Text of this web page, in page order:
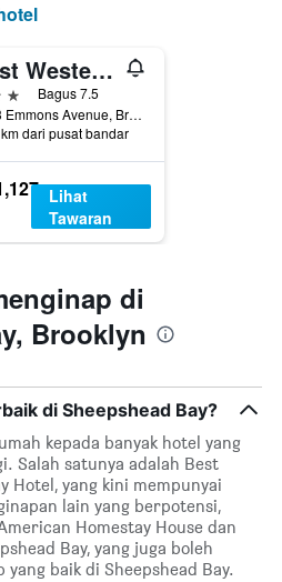
Best Western Plus Brooklyn Bay Hotel
Bagus 7.5
3003 Emmons Avenue, Brooklyn, NY, Amerika Syarikat
dari pusat bandar
Lihat
Tawaran
di
Brooklyn
di Sheepshead Bay?
kepada banyak hotel yang
Salah satunya adalah Best
Hotel, yang kini mempunyai
lain yang berpotensi,
Homestay House dan
Bay, yang juga boleh
baik di Sheepshead Bay.